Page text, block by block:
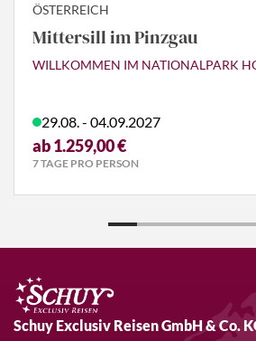
ÖSTERREICH
Mittersill im Pinzgau
WILLKOMMEN IM NATIONALPARK
29.08. - 04.09.2027
ab 1.259,00 €
7 TAGE PRO PERSON
Schuy Exclusiv Reisen GmbH & Co.